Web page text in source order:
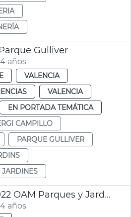
Gulliver
años
VALENCIA
VALENCIA
EN PORTADA TEMÁTICA
CAMPILLO
PARQUE GULLIVER
Presupuesto 2022 OAM Parques y Jardines
años